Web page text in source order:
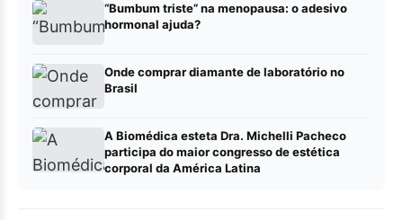
“Bumbum triste” na menopausa: o adesivo
hormonal ajuda?
Onde comprar diamante de laboratório no
Brasil
A Biomédica esteta Dra. Michelli Pacheco
participa do maior congresso de estética
corporal da América Latina